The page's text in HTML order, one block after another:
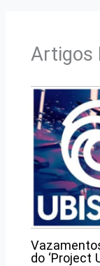
Artigos
do ‘Project